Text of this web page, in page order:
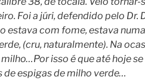
Foi a júri, defendido pelo Dr.
estava com fome, estava
(cru, naturalmente). Na
isso é que até hoje
de espigas de milho verde…